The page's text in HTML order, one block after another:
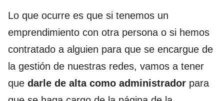
Lo que ocurre es que si tenemos un
emprendimiento con otra persona o si hemos
contratado a alguien para que se encargue de
la gestión de nuestras redes, vamos a tener
que darle de alta como administrador para